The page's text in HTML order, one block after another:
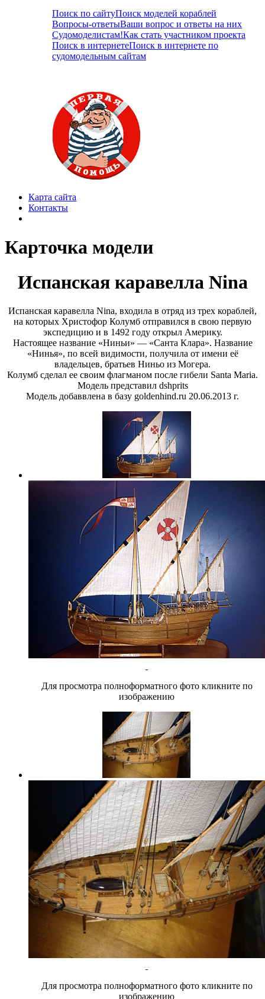
Поиск по сайтуПоиск моделей кораблей
Вопросы-ответыВаши вопрос и ответы на них
Судомоделистам!Как стать участником проекта
Поиск в интернетеПоиск в интернете по
судомодельным сайтам
Карта сайта
Контакты
Карточка модели
Испанская каравелла Nina
Испанская каравелла Nina, входила в отряд из трех кораблей,
на которых Христофор Колумб отправился в свою первую
экспедицию и в 1492 году открыл Америку.
Настоящее название «Ниньи» — «Санта Клара». Название
«Нинья», по всей видимости, получила от имени её
владельцев, братьев Ниньо из Могера.
Колумб сделал ее своим флагманом после гибели Santa Maria.
Модель представил dshprits
Модель добаввлена в базу goldenhind.ru 20.06.2013 г.
Для просмотра полноформатного фото кликните по
изображению
Для просмотра полноформатного фото кликните по
изображению